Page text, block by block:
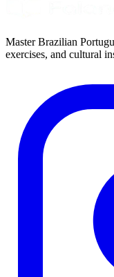
Master Brazilian
exercises, and cultural